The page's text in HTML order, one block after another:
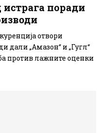
истрага поради
отвори
дали „Амазон“ и „Гугл“
против лажните оценки